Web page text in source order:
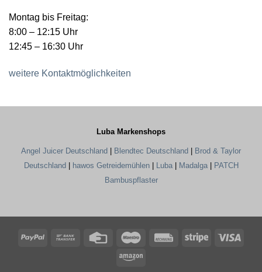
Montag bis Freitag:
8:00 – 12:15 Uhr
12:45 – 16:30 Uhr
weitere Kontaktmöglichkeiten
Luba Markenshops
Angel Juicer Deutschland Blendtec Deutschland
Brod & Taylor
Deutschland
hawos Getreidemühlen| Luba| Madalga|
PATCH
Bambuspflaster
PayPal
Bank
Credit
Maestro RechungStripe
Amazon